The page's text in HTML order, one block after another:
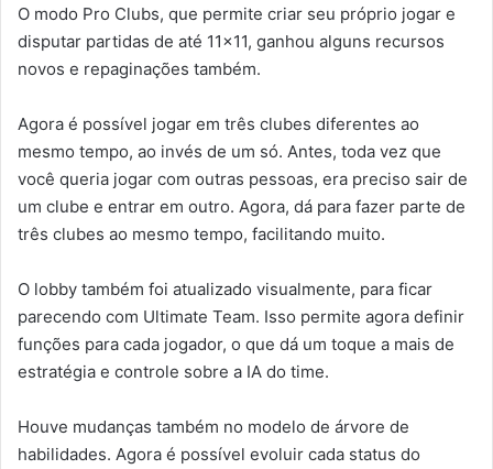
O modo Pro Clubs, que permite criar seu próprio jogar e
disputar partidas de até 11×11, ganhou alguns recursos
novos e repaginações também.
Agora é possível jogar em três clubes diferentes ao
mesmo tempo, ao invés de um só. Antes, toda vez que
você queria jogar com outras pessoas, era preciso sair de
um clube e entrar em outro. Agora, dá para fazer parte de
três clubes ao mesmo tempo, facilitando muito.
O lobby também foi atualizado visualmente, para ficar
parecendo com Ultimate Team. Isso permite agora definir
funções para cada jogador, o que dá um toque a mais de
estratégia e controle sobre a IA do time.
Houve mudanças também no modelo de árvore de
habilidades. Agora é possível evoluir cada status do